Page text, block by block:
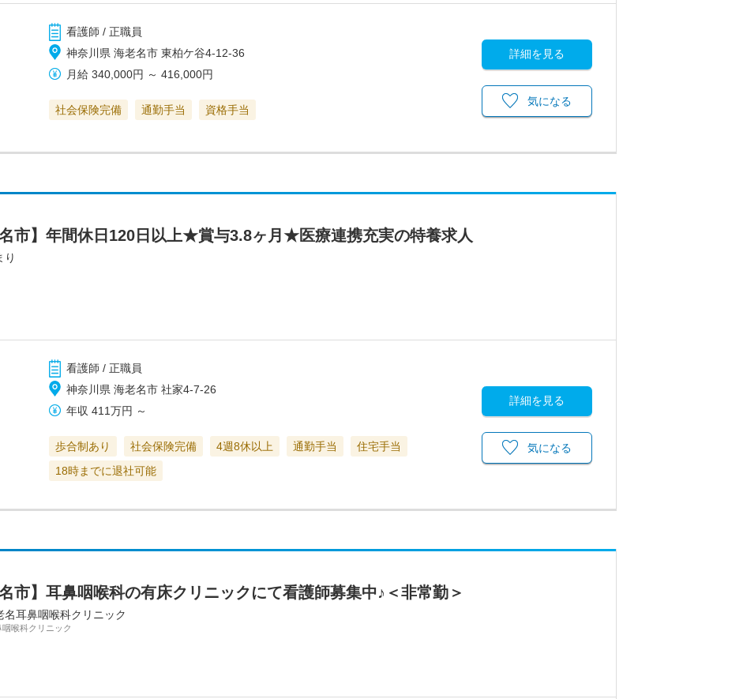
看護師 / 正職員
神奈川県 海老名市 東柏ケ谷4-12-36
月給 340,000円 ～416,000円
社会保険完備 通勤手当 資格手当
詳細を見る
気になる
名市】年間休日120日以上★賞与3.8ヶ月★医療連携充実の特養求人
り
看護師 / 正職員
神奈川県 海老名市 社家4-7-26
年収 411万円 ～
歩合制あり 社会保険完備 4週8休以上 通勤手当
住宅手当
18時までに退社可能
詳細を見る
気になる
市】耳鼻咽喉科の有床クリニックにて看護師募集中♪＜非常勤＞
耳鼻咽喉科クリニック
喉科クリニック